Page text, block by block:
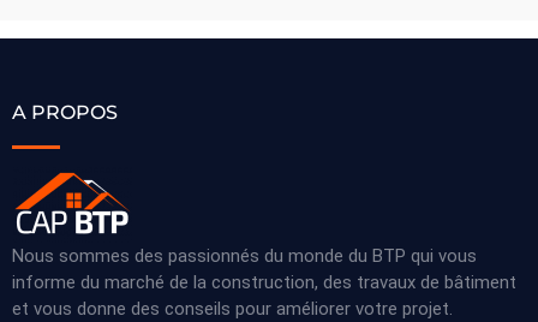
A PROPOS
Nous sommes des passionnés du monde du BTP qui vous
informe du marché de la construction, des travaux de bâtiment
et vous donne des conseils pour améliorer votre projet.